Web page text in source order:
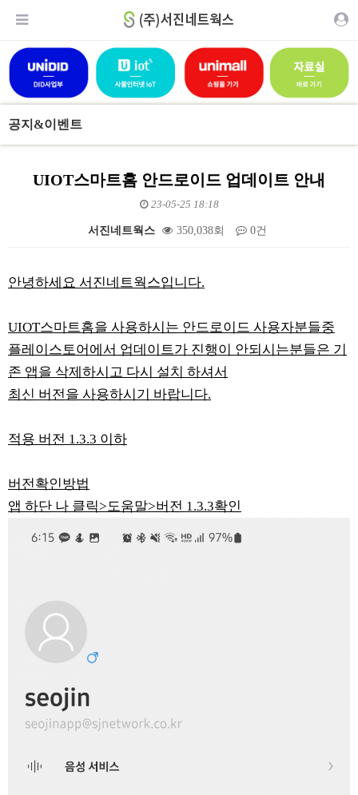
공지&이벤트
UIOT스마트홈 안드로이드 업데이트 안내
23-05-25 18:18
서진네트웍스 350,038회 0건
안녕하세요 서진네트웍스입니다.
UIOT스마트홈을 사용하시는 안드로이드 사용자분들중
플레이스토어에서 업데이트가 진행이 안되시는분들은 기
존 앱을 삭제하시고 다시 설치 하셔서
최신 버전을 사용하시기 바랍니다.
적용 버전 1.3.3 이하
버전확인방법
앱 하단 나 클릭>도움말>버전 1.3.3확인